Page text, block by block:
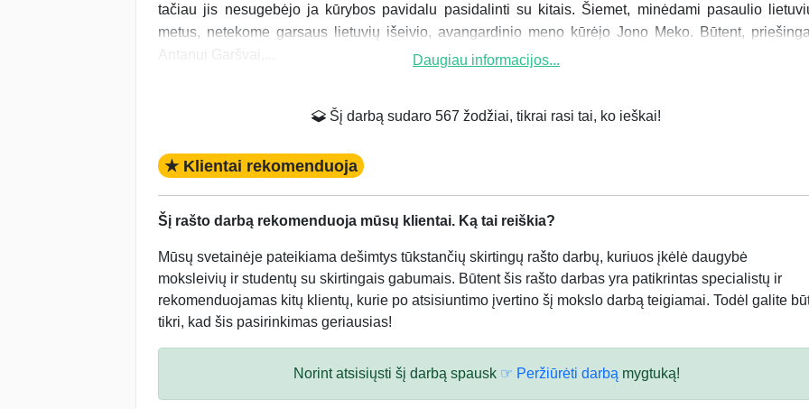
tačiau jis nesugebėjo ja kūrybos pavidalu pasidalinti su kitais. Šiemet, minėdami pasaulio
metus, netekome garsaus lietuvių išeivio, avangardinio meno kūrėjo Jono Meko. Būtent,
Daugiau informacijos...
Šį darbą sudaro 567 žodžiai, tikrai rasi tai, ko ieškai!
★ Klientai rekomenduoja
Šį rašto darbą rekomenduoja mūsų klientai. Ką tai reiškia?
Mūsų svetainėje pateikiama dešimtys tūkstančių skirtingų rašto darbų, kuriuos įkėlė daugybė
moksleivių ir studentų su skirtingais gabumais. Būtent šis rašto darbas yra patikrintas specialistų ir
rekomenduojamas kitų klientų, kurie po atsisiuntimo įvertino šį mokslo darbą teigiamai. Todėl galite
tikri, kad šis pasirinkimas geriausias!
Norint atsisiųsti šį darbą spausk ☞ Peržiūrėti darbą mygtuką!